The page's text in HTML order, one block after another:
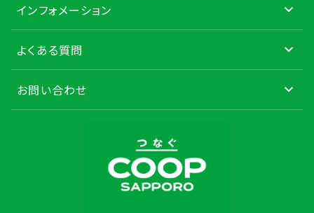
インフォメーション
よくある質問
お問い合わせ